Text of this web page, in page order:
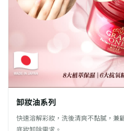
卸妝油系列
快速溶解彩妝，洗後清爽不黏膩，兼